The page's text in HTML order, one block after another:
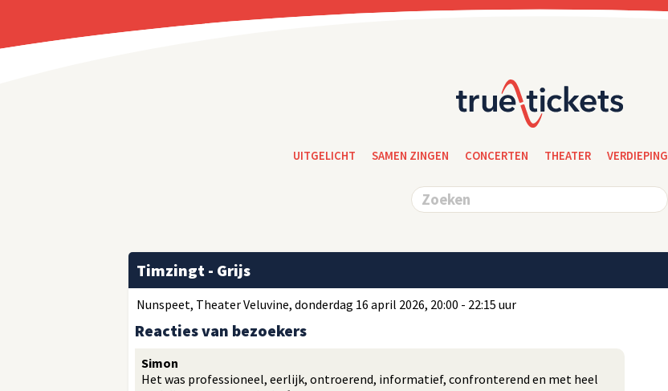
UITGELICHT SAMEN ZINGEN CONCERTEN THEATER VERDIEPING
Timzingt - Grijs
Nunspeet, Theater Veluvine, donderdag 16 april 2026, 20:00 - 22:15 uur
Reacties van bezoekers
Simon
Het was professioneel, eerlijk, ontroerend, informatief, confronterend en met heel